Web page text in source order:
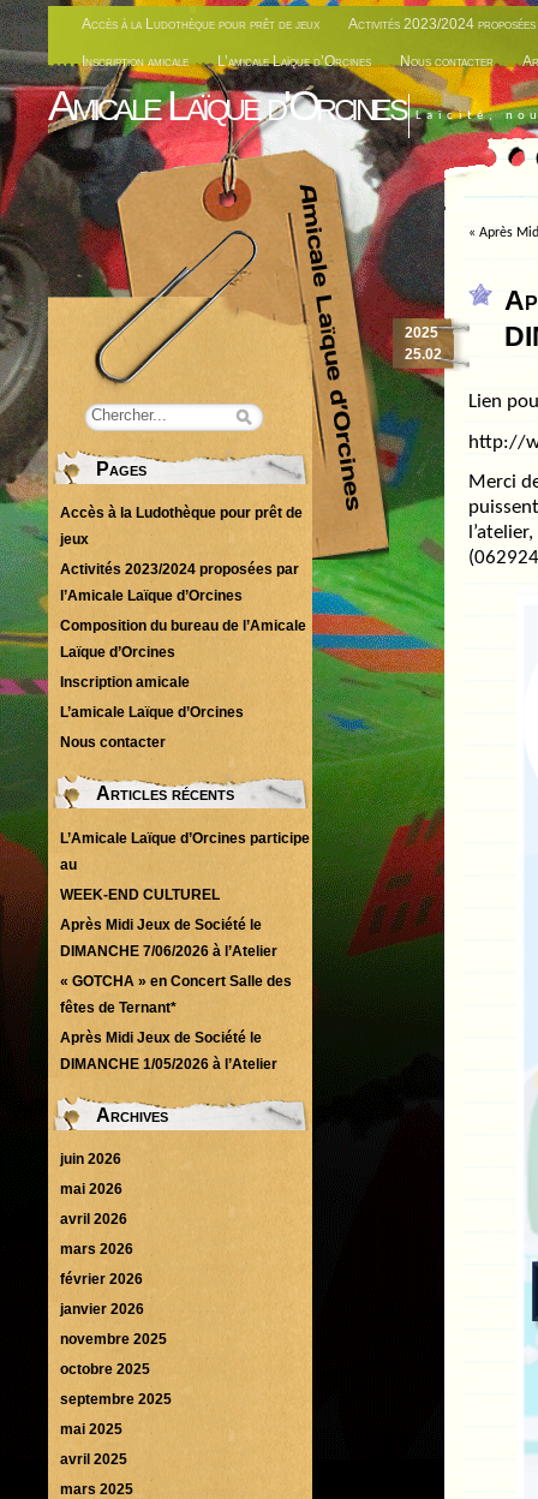
Accès à la Ludothèque pour prêt de jeux Activités 2023/2024 proposées
Inscription amicale L’amicale Laïque d’Orcines Nous contacter
Amicale Laïque d'Orcines Laïcité,
« Après
2025
25.02
Lien
http://
Merci
Pages
Accès à la Ludothèque pour prêt de
jeux
Activités 2023/2024 proposées par
l’Amicale Laïque d’Orcines
Composition du bureau de l’Amicale
Laïque d’Orcines
Inscription amicale
L’amicale Laïque d’Orcines
Nous contacter
Articles récents
L’Amicale Laïque d’Orcines participe
au
WEEK-END CULTUREL
Après Midi Jeux de Société le
DIMANCHE 7/06/2026 à l’Atelier
« GOTCHA » en Concert Salle des
fêtes de Ternant*
Après Midi Jeux de Société le
DIMANCHE 1/05/2026 à l’Atelier
Archives
juin 2026
mai 2026
avril 2026
mars 2026
février 2026
janvier 2026
novembre 2025
octobre 2025
septembre 2025
mai 2025
avril 2025
mars 2025